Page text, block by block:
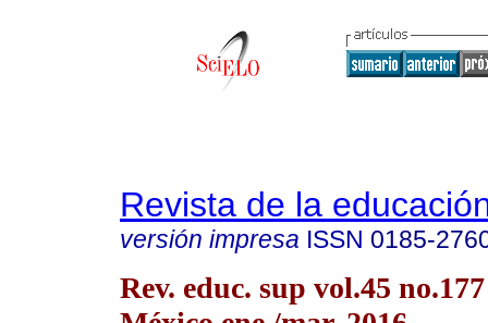
Revista de la
versión impresa ISSN 0185-
Rev. educ. sup vol.45